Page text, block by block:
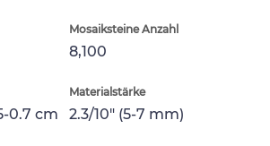
Mosaiksteine Anzahl
8,100
0.7 cm
Materialstärke
2.3/10" (5-7 mm)